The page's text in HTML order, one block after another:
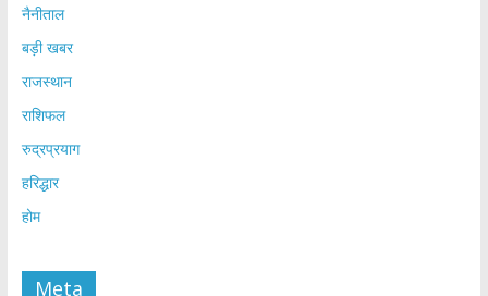
नैनीताल
बड़ी खबर
राजस्थान
राशिफल
रुद्रप्रयाग
हरिद्धार
होम
Meta